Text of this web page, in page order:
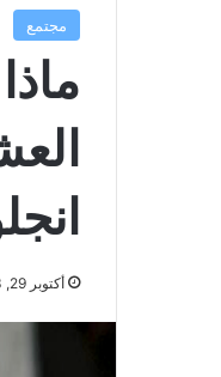
مجتمع
أكتوبر 29, 2023